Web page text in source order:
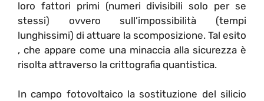
loro fattori primi (numeri divisibili solo per se
stessi) ovvero sull’impossibilità (tempi
lunghissimi) di attuare la scomposizione. Tal esito
, che appare come una minaccia alla sicurezza è
risolta attraverso la crittografia quantistica.
In campo fotovoltaico la sostituzione del silicio